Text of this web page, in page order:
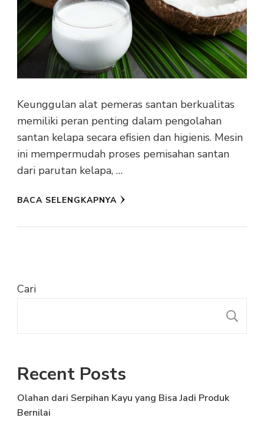
Keunggulan alat pemeras santan berkualitas
memiliki peran penting dalam pengolahan
santan kelapa secara efisien dan higienis. Mesin
ini mempermudah proses pemisahan santan
dari parutan kelapa, …
BACA SELENGKAPNYA
Cari
Recent Posts
Olahan dari Serpihan Kayu yang Bisa Jadi Produk
Bernilai